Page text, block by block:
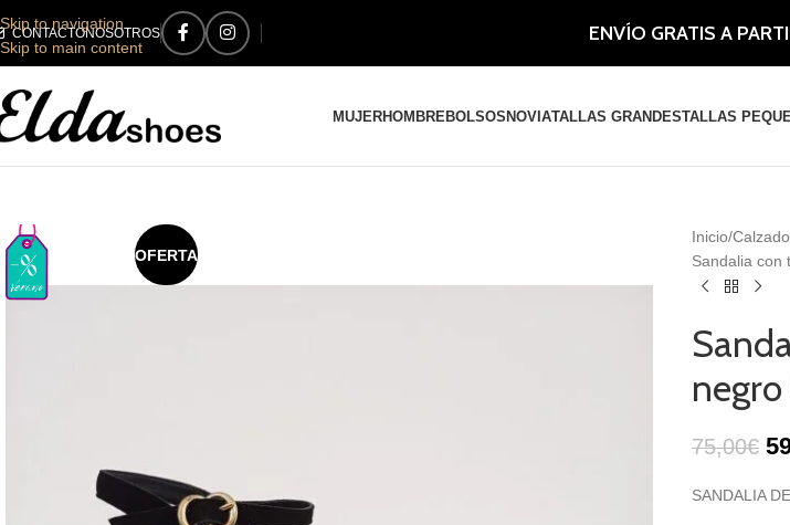
Skip to navigation
Skip to main content
CONTACTONOSOTROS ENVÍO GRATIS A
MUJERHOMBREBOLSOSNOVIATALLAS GRANDESTALLAS
OFERTA
Inicio
Sandalia con
75,00€
SANDALIA